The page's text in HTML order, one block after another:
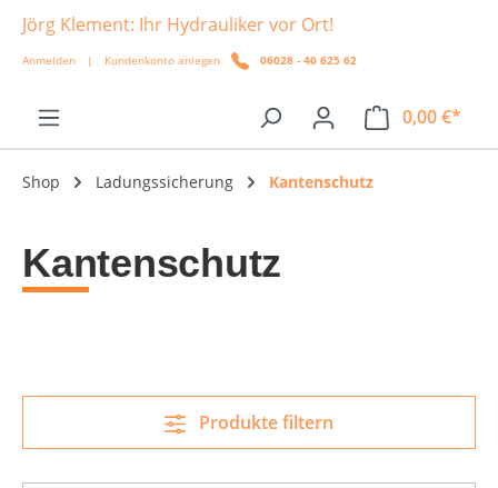
springen
Jörg Klement: Ihr Hydrauliker vor Ort!
Anmelden | Kundenkonto anlegen 06028 - 40 625 62
0,00 €*
Shop Ladungssicherung Kantenschutz
Kantenschutz
Produkte filtern